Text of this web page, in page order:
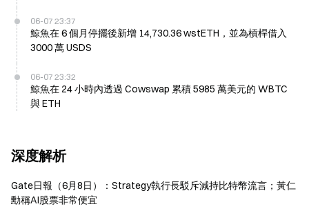
06-07 23:37
鯨魚在 6 個月停擺後新增 14,730.36 wstETH，並為槓桿借入
3000 萬 USDS
06-07 23:32
鯨魚在 24 小時內透過 Cowswap 累積 5985 萬美元的 WBTC
與 ETH
深度解析
Gate日報（6月8日）：Strategy執行長駁斥減持比特幣流言；黃仁
勳稱AI股票非常便宜